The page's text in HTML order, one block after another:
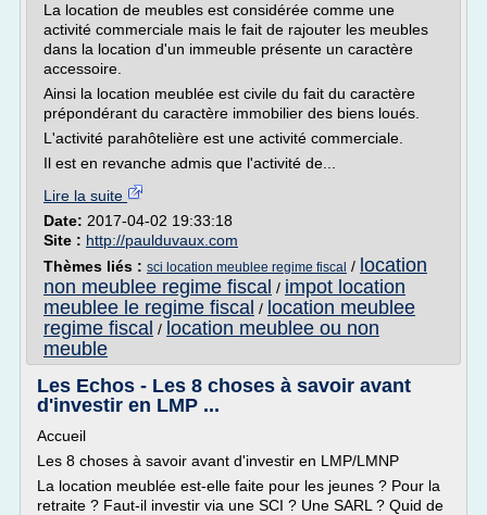
La location de meubles est considérée comme une
activité commerciale mais le fait de rajouter les meubles
dans la location d'un immeuble présente un caractère
accessoire.
Ainsi la location meublée est civile du fait du caractère
prépondérant du caractère immobilier des biens loués.
L'activité parahôtelière est une activité commerciale.
Il est en revanche admis que l'activité de...
Lire la suite
Date: 2017-04-02 19:33:18
Site : http://paulduvaux.com
Thèmes liés : sci location meublee regime fiscal / location
non meublee regime fiscal / impot location
meublee le regime fiscal / location meublee
regime fiscal / location meublee ou non
meuble
Les Echos - Les 8 choses à savoir avant
d'investir en LMP ...
Accueil
Les 8 choses à savoir avant d'investir en LMP/LMNP
La location meublée est-elle faite pour les jeunes ? Pour la
retraite ? Faut-il investir via une SCI ? Une SARL ? Quid de